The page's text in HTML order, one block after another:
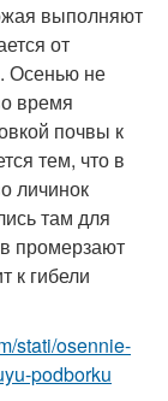
выполняют
от
Осенью не
время
почвы к
тем, что в
личинок
там для
промерзают
к гибели
stati/osennie-
podborku